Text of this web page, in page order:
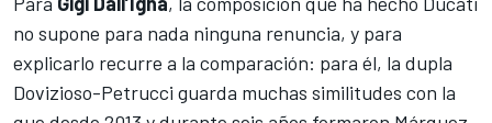
no supone para nada ninguna renuncia, y para
explicarlo recurre a la comparación: para él, la dupla
Dovizioso-Petrucci guarda muchas similitudes con la